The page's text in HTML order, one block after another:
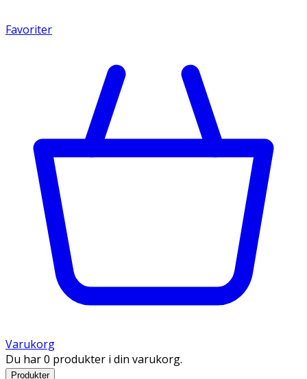
Favoriter
Varukorg
Du har 0 produkter i din varukorg.
Produkter